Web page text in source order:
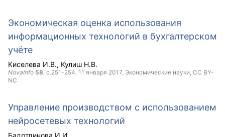
Экономическая оценка использования
информационных технологий в бухгалтерском
учёте
Киселева И.В. Кулиш Н.В.
NovaInfo 58, с.251-254, 11 января 2017, Экономические науки, CC BY-
NC
Управление производством с использованием
нейросетевых технологий
Бадртдинова И.И.